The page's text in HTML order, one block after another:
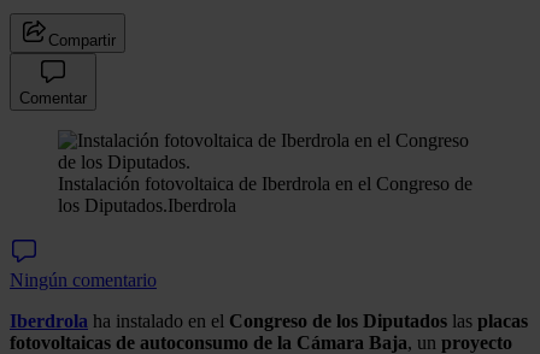
Compartir
Comentar
Instalación fotovoltaica de Iberdrola en el Congreso de
los Diputados.Iberdrola
Ningún comentario
Iberdrola ha instalado en el Congreso de los Diputados las placas
fotovoltaicas de autoconsumo de la Cámara Baja, un proyecto